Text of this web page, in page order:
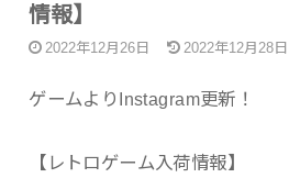
情報】
2022年12月26日 2022年12月28日
ゲームよりInstagram更新！
【レトロゲーム入荷情報】